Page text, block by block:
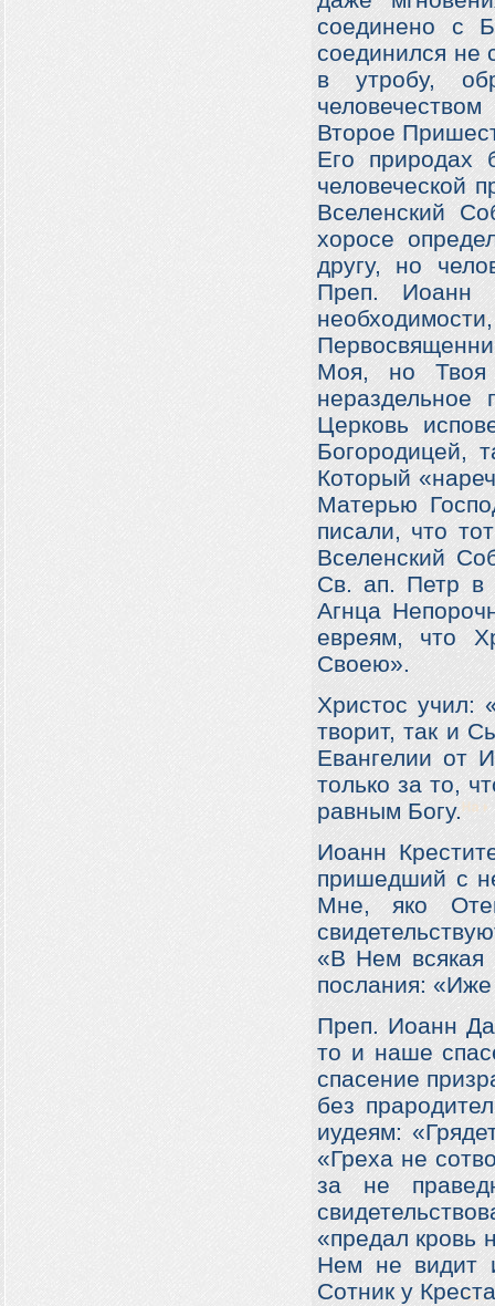
соединено с
соединился не
в утробу,
Второе
Его
человеческой
Вселенский
хоросе
другу, но
Преп. Иоанн
Моя, но Твоя
нераздельное
Церковь
Богородицей,
Который
Матерью
писали, что
Вселенский
Св. ап. Петр
Агнца
евреям, что
Своею».
Христос учил:
творит, так и
Евангелии от
только за то,
равным Богу.
Иоанн
пришедший с
Мне, яко
«В Нем всякая
послания:
Преп. Иоанн
то и наше
спасение
без
иудеям:
«Греха не
за не
«предал кровь
Нем не видит
Сотник у